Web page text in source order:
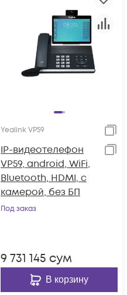
Yealink VP59
IP-видеотелефон
VP59, android, WiFi,
Bluetooth, HDMI, с
камерой, без БП
Под заказ
9 731 145 сум
В корзину